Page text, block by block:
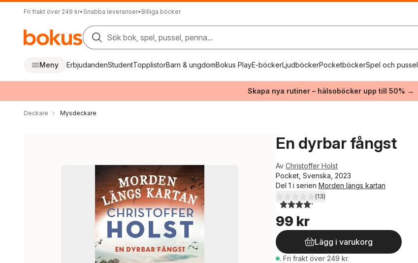
Fri frakt över 249 kr• Snabba leveranser• Billiga böcker
Sök bok, spel, pussel, penna...
Meny ErbjudandenStudentTopplistorBarn & ungdomBokus PlayE-böckerLjudböckerPocketböckerSpel och pussel
Skapa nya rutiner – hälsoböcker upp till 50% →
Deckare Mysdeckare
En dyrbar fångst
Av Christoffer Holst
Pocket, Svenska, 2023
Del 1 i serien Morden längs kartan
4,2utav 5 stjärnor. Totalt antal röster:
(13)
99 kr
Lägg i varukorg
. Fri frakt över 249 kr.